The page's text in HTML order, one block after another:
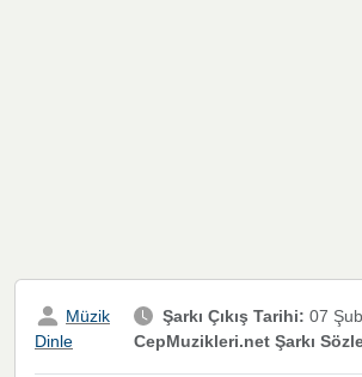
Müzik
Dinle
Şarkı Çıkış Tarihi: 07
CepMuzikleri.net Şarkı